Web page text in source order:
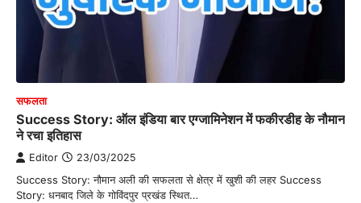
सफलता
Success Story: ऑल इंडिया बार एग्जामिनेशन में फकीरडीह के नौमान
ने रचा इतिहास
Editor 23/03/2025
Success Story: नौमान अली की सफलता से क्षेत्र में खुशी की लहर Success
Story: धनबाद जिले के गोविंदपुर प्रखंड स्थित…